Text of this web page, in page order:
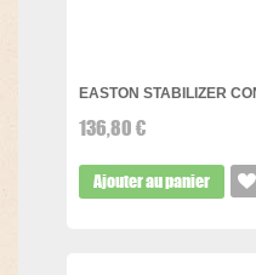
EASTON STABILIZER
136,80 €
Ajouter au panier